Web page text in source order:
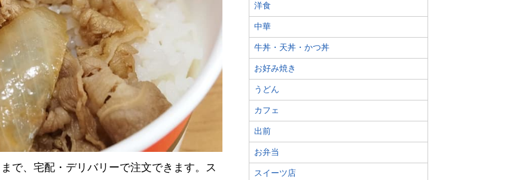
で、宅配・デリバリーで注文できます。ス
洋食
中華
牛丼・天丼・かつ丼
お好み焼き
うどん
カフェ
出前
お弁当
スイーツ店